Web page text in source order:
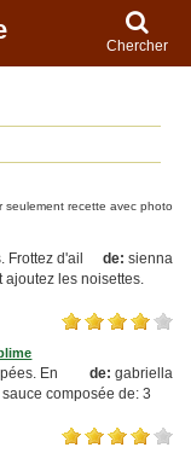
Chercher
seulement recette avec photo
de: sienna
Frottez d'ail
ajoutez les noisettes.
de: gabriella
En
composée de: 3